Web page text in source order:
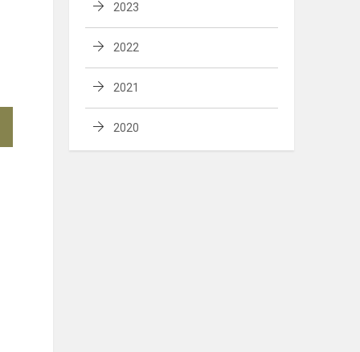
2023
2022
2021
2020